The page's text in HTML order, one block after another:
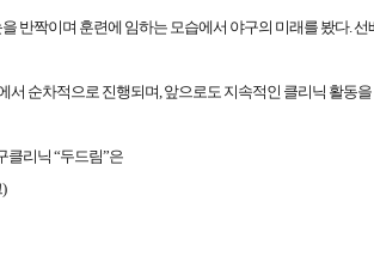
반짝이며 훈련에 임하는 모습에서 야구의 미래를 봤다.
서 순차적으로 진행되며, 앞으로도 지속적인 클리닉 활동
클리닉 “두드림”은
)